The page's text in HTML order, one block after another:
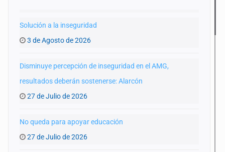
Solución a la inseguridad
3 de Agosto de 2026
Disminuye percepción de inseguridad en el AMG,
resultados deberán sostenerse: Alarcón
27 de Julio de 2026
No queda para apoyar educación
27 de Julio de 2026